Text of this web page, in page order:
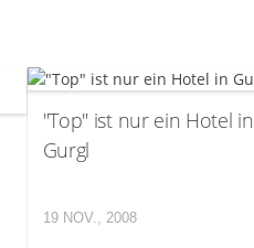
"Top" ist nur ein Hotel in
Gurgl
19 NOV., 2008